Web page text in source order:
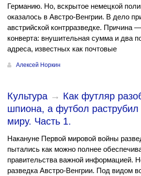
Германию. Но, вскрытое немецкой
оказалось в Австро-Венгрии. В дело
австрийской контрразведке. Причина
конверта: внушительная сумма и два
адреса, известных как почтовые
Алексей Норкин
Культура → Как футляр
шпиона, а футбол
миру. Часть 1.
Накануне Первой мировой войны
пытались как можно полнее
правительства важной информацией.
разведка Австро-Венгрии. Под видом